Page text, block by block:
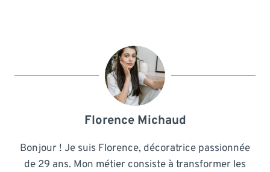
Florence Michaud
Bonjour ! Je suis Florence, décoratrice passionnée
de 29 ans. Mon métier consiste à transformer les